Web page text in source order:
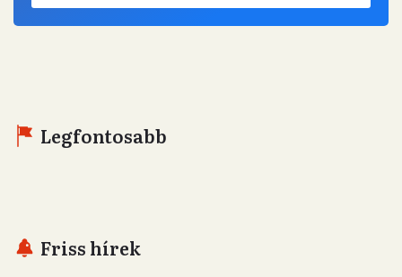
Legfontosabb
Friss hírek